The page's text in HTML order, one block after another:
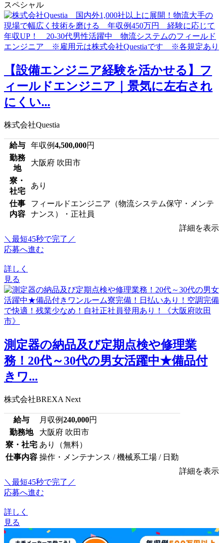
スペシャル
【設備エンジニア経験を活かせる】フ
ィールドエンジニア｜景気に左右され
にくい...
株式会社Questia
給与 年収例4,500,000円
勤務
地
大阪府 吹田市
寮・
社宅
あり
仕事
内容
フィールドエンジニア（物流システム保守・メンテ
ナンス）・正社員
詳細を表示
＼最短45秒で完了／
応募へ進む
詳しく
見る
測定器の納品及び定期点検や修理業
務！20代～30代の男女活躍中★備品付
きワ...
株式会社BREXA Next
給与 月収例240,000円
勤務地
大阪府 吹田市
寮・社宅 あり（無料）
仕事内容 操作・メンテナンス / 機械系工場 / 日勤
詳細を表示
＼最短45秒で完了／
応募へ進む
詳しく
見る